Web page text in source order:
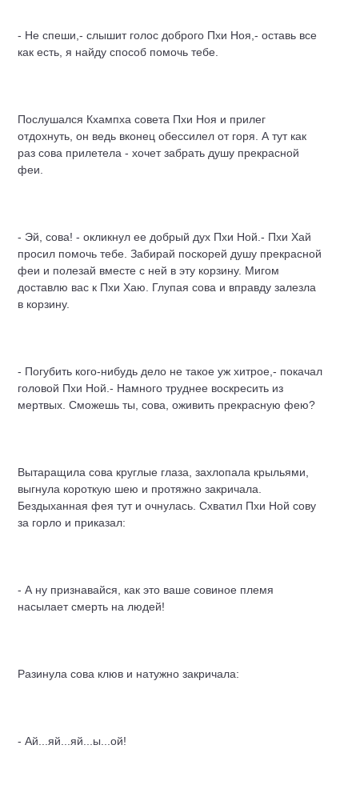
- Не спеши,- слышит голос доброго Пхи Ноя,- оставь все
как есть, я найду способ помочь тебе.
Послушался Кхампха совета Пхи Ноя и прилег
отдохнуть, он ведь вконец обессилел от горя. А тут как
раз сова прилетела - хочет забрать душу прекрасной
феи.
- Эй, сова! - окликнул ее добрый дух Пхи Ной.- Пхи Хай
просил помочь тебе. Забирай поскорей душу прекрасной
феи и полезай вместе с ней в эту корзину. Мигом
доставлю вас к Пхи Хаю. Глупая сова и вправду залезла
в корзину.
- Погубить кого-нибудь дело не такое уж хитрое,- покачал
головой Пхи Ной.- Намного труднее воскресить из
мертвых. Сможешь ты, сова, оживить прекрасную фею?
Вытаращила сова круглые глаза, захлопала крыльями,
выгнула короткую шею и протяжно закричала.
Бездыханная фея тут и очнулась. Схватил Пхи Ной сову
за горло и приказал:
- А ну признавайся, как это ваше совиное племя
насылает смерть на людей!
Разинула сова клюв и натужно закричала:
- Ай...яй...яй...ы...ой!